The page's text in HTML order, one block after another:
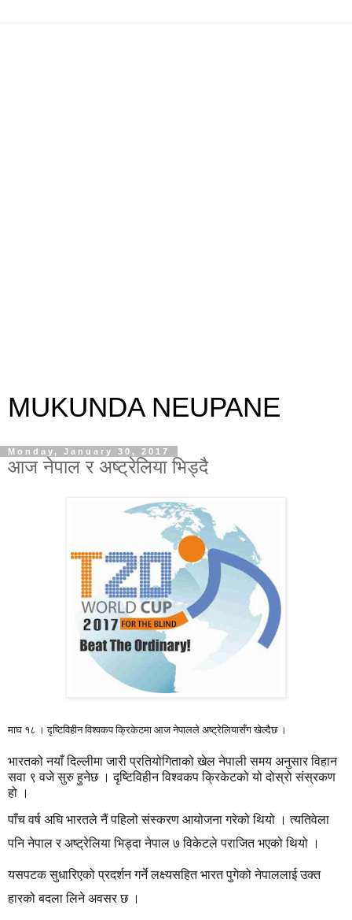
MUKUNDA NEUPANE
Monday, January 30, 2017
आज नेपाल र अष्ट्रेलिया भिड्दै
माघ १८ । दृष्टिविहीन विश्वकप क्रिकेटमा आज नेपालले अष्ट्रेलियासँग खेल्दैछ ।
भारतको नयाँ दिल्लीमा जारी प्रतियोगिताको खेल नेपाली समय अनुसार विहान
सवा ९ वजे सुरु हुनेछ । दृष्टिविहीन विश्वकप क्रिकेटको यो दोस्रो संस्रकण
हो ।
पाँच वर्ष अघि भारतले नैं पहिलो संस्करण आयोजना गरेको थियो । त्यतिवेला
पनि नेपाल र अष्ट्रेलिया भिड्दा नेपाल ७ विकेटले पराजित भएको थियो ।
यसपटक सुधारिएको प्रदर्शन गर्ने लक्ष्यसहित भारत पुगेको नेपाललाई उक्त
हारको बदला लिने अवसर छ ।